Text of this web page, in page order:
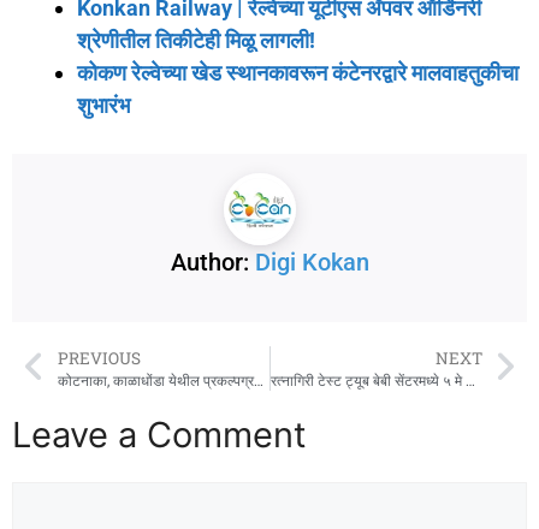
Konkan Railway | रेल्वेच्या यूटीएस ॲपवर ऑर्डिनरी
श्रेणीतील तिकीटेही मिळू लागली!
कोकण रेल्वेच्या खेड स्थानकावरून कंटेनरद्वारे मालवाहतुकीचा
शुभारंभ
Author: Digi Kokan
PREVIOUS
कोटनाका, काळाधोंडा येथील प्रकल्पग्रस्त शेतकऱ्यांची निर्दोष सुटका
NEXT
रत्नागिरी टेस्ट ट्यूब बेबी सेंटरमध्ये ५ मे रोजी मोफत तपासणी शिबीर
Leave a Comment